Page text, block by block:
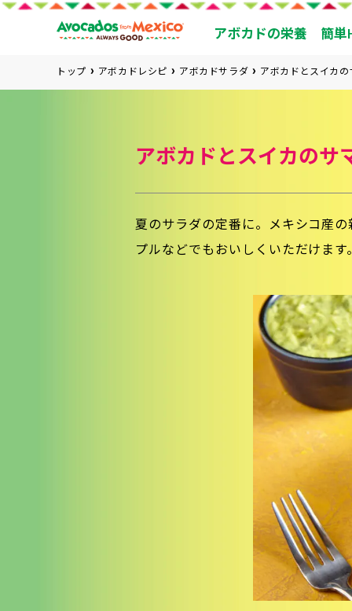
アボカドの栄養 簡単
トップ アボカドレシピ アボカドサラダ アボカドとスイカ
アボカドとスイカのサ
夏のサラダの定番に。メキシコ産
プルなどでもおいしくいただけます